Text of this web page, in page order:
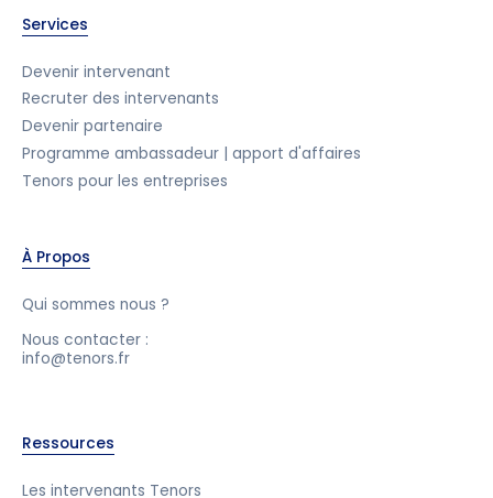
Services
Devenir intervenant
Recruter des intervenants
Devenir partenaire
Programme ambassadeur | apport d'affaires
Tenors pour les entreprises
À Propos
Qui sommes nous ?
Nous contacter :
info@tenors.fr
Ressources
Les intervenants Tenors